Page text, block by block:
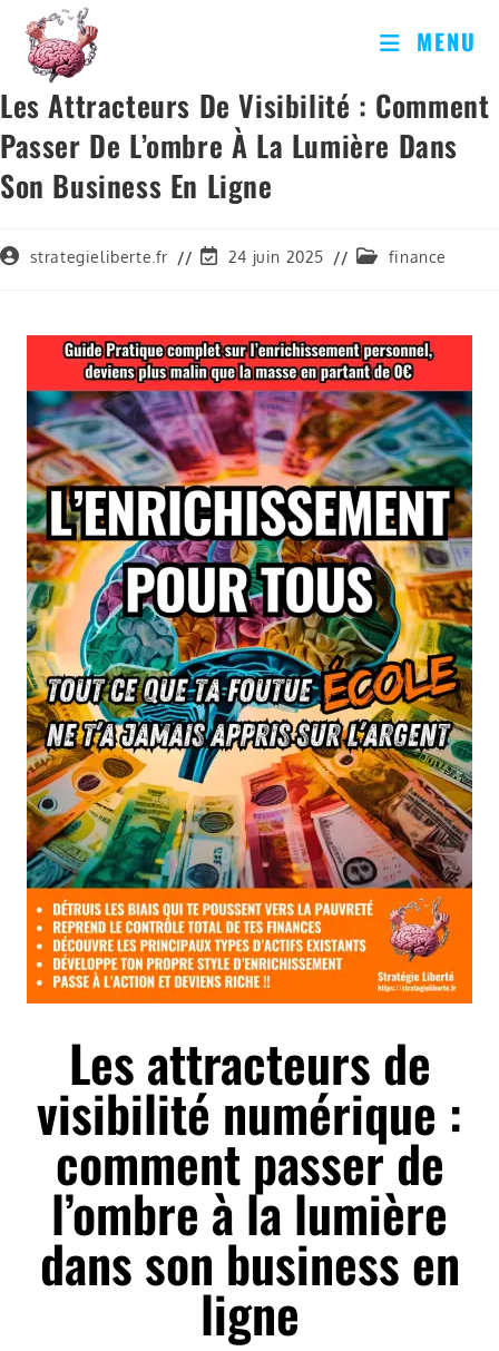
MENU
Les Attracteurs De Visibilité : Comment
Passer De L’ombre À La Lumière Dans
Son Business En Ligne
strategieliberte.fr 24 juin 2025 finance
Les attracteurs de
visibilité numérique :
comment passer de
l’ombre à la lumière
dans son business en
ligne